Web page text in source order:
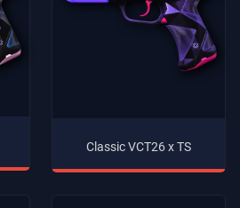
Classic VCT26 x TS